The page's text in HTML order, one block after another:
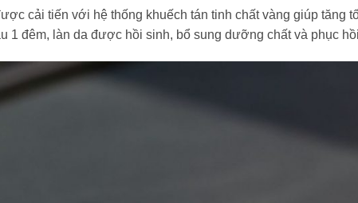
cải tiến với hệ thống khuếch tán tinh chất vàng giúp tăng
1 đêm, làn da được hồi sinh, bổ sung dưỡng chất và phục